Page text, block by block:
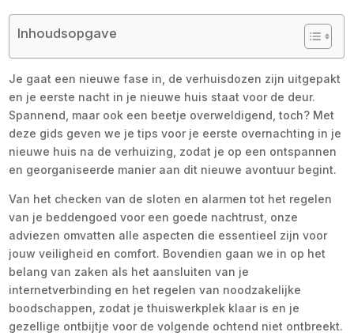
Inhoudsopgave
Je gaat een nieuwe fase in, de verhuisdozen zijn uitgepakt
en je eerste nacht in je nieuwe huis staat voor de deur.
Spannend, maar ook een beetje overweldigend, toch? Met
deze gids geven we je tips voor je eerste overnachting in je
nieuwe huis na de verhuizing, zodat je op een ontspannen
en georganiseerde manier aan dit nieuwe avontuur begint.
Van het checken van de sloten en alarmen tot het regelen
van je beddengoed voor een goede nachtrust, onze
adviezen omvatten alle aspecten die essentieel zijn voor
jouw veiligheid en comfort. Bovendien gaan we in op het
belang van zaken als het aansluiten van je
internetverbinding en het regelen van noodzakelijke
boodschappen, zodat je thuiswerkplek klaar is en je
gezellige ontbijtje voor de volgende ochtend niet ontbreekt.